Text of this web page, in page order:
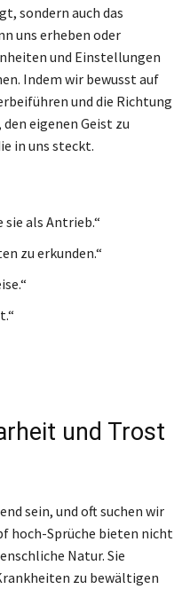
sondern auch das
uns erheben oder
und Einstellungen
Indem wir bewusst auf
und die Richtung
eigenen Geist zu
in uns steckt.
sie als Antrieb.“
zu erkunden.“
und Trost
sein, und oft suchen wir
hoch-Sprüche bieten nicht
Natur. Sie
zu bewältigen